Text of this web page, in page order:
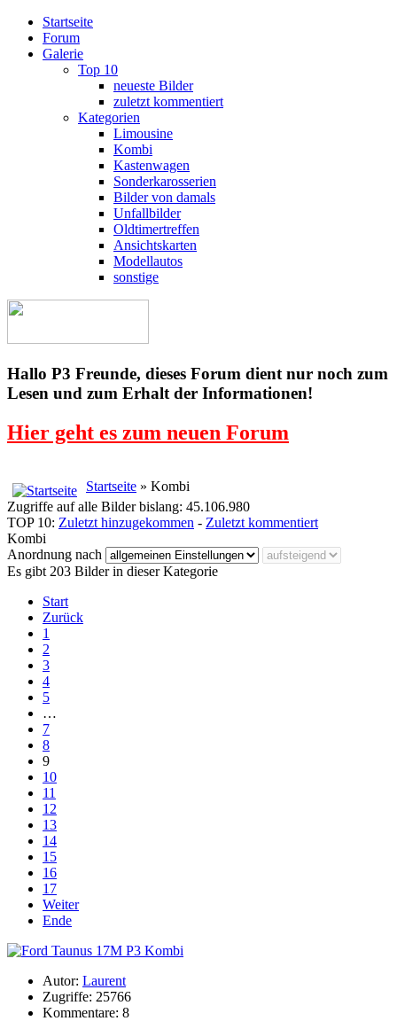
Startseite
Forum
Galerie
Top 10
neueste Bilder
zuletzt kommentiert
Kategorien
Limousine
Kombi
Kastenwagen
Sonderkarosserien
Bilder von damals
Unfallbilder
Oldtimertreffen
Ansichtskarten
Modellautos
sonstige
Hallo P3 Freunde, dieses Forum dient nur noch zum
Lesen und zum Erhalt der Informationen!
Hier geht es zum neuen Forum
Startseite » Kombi
Zugriffe auf alle Bilder bislang: 45.106.980
TOP 10: Zuletzt hinzugekommen - Zuletzt kommentiert
Kombi
Anordnung nach
Es gibt 203 Bilder in dieser Kategorie
Start
Zurück
1
2
3
4
5
…
7
8
9
10
11
12
13
14
15
16
17
Weiter
Ende
Autor: Laurent
Zugriffe: 25766
Kommentare: 8